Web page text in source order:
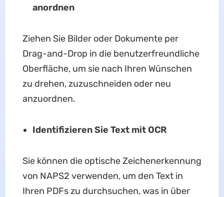
anordnen
Ziehen Sie Bilder oder Dokumente per
Drag-and-Drop in die benutzerfreundliche
Oberfläche, um sie nach Ihren Wünschen
zu drehen, zuzuschneiden oder neu
anzuordnen.
Identifizieren Sie Text mit OCR
Sie können die optische Zeichenerkennung
von NAPS2 verwenden, um den Text in
Ihren PDFs zu durchsuchen, was in über